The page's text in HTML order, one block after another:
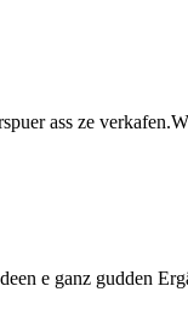
ass ze
e ganz gudden